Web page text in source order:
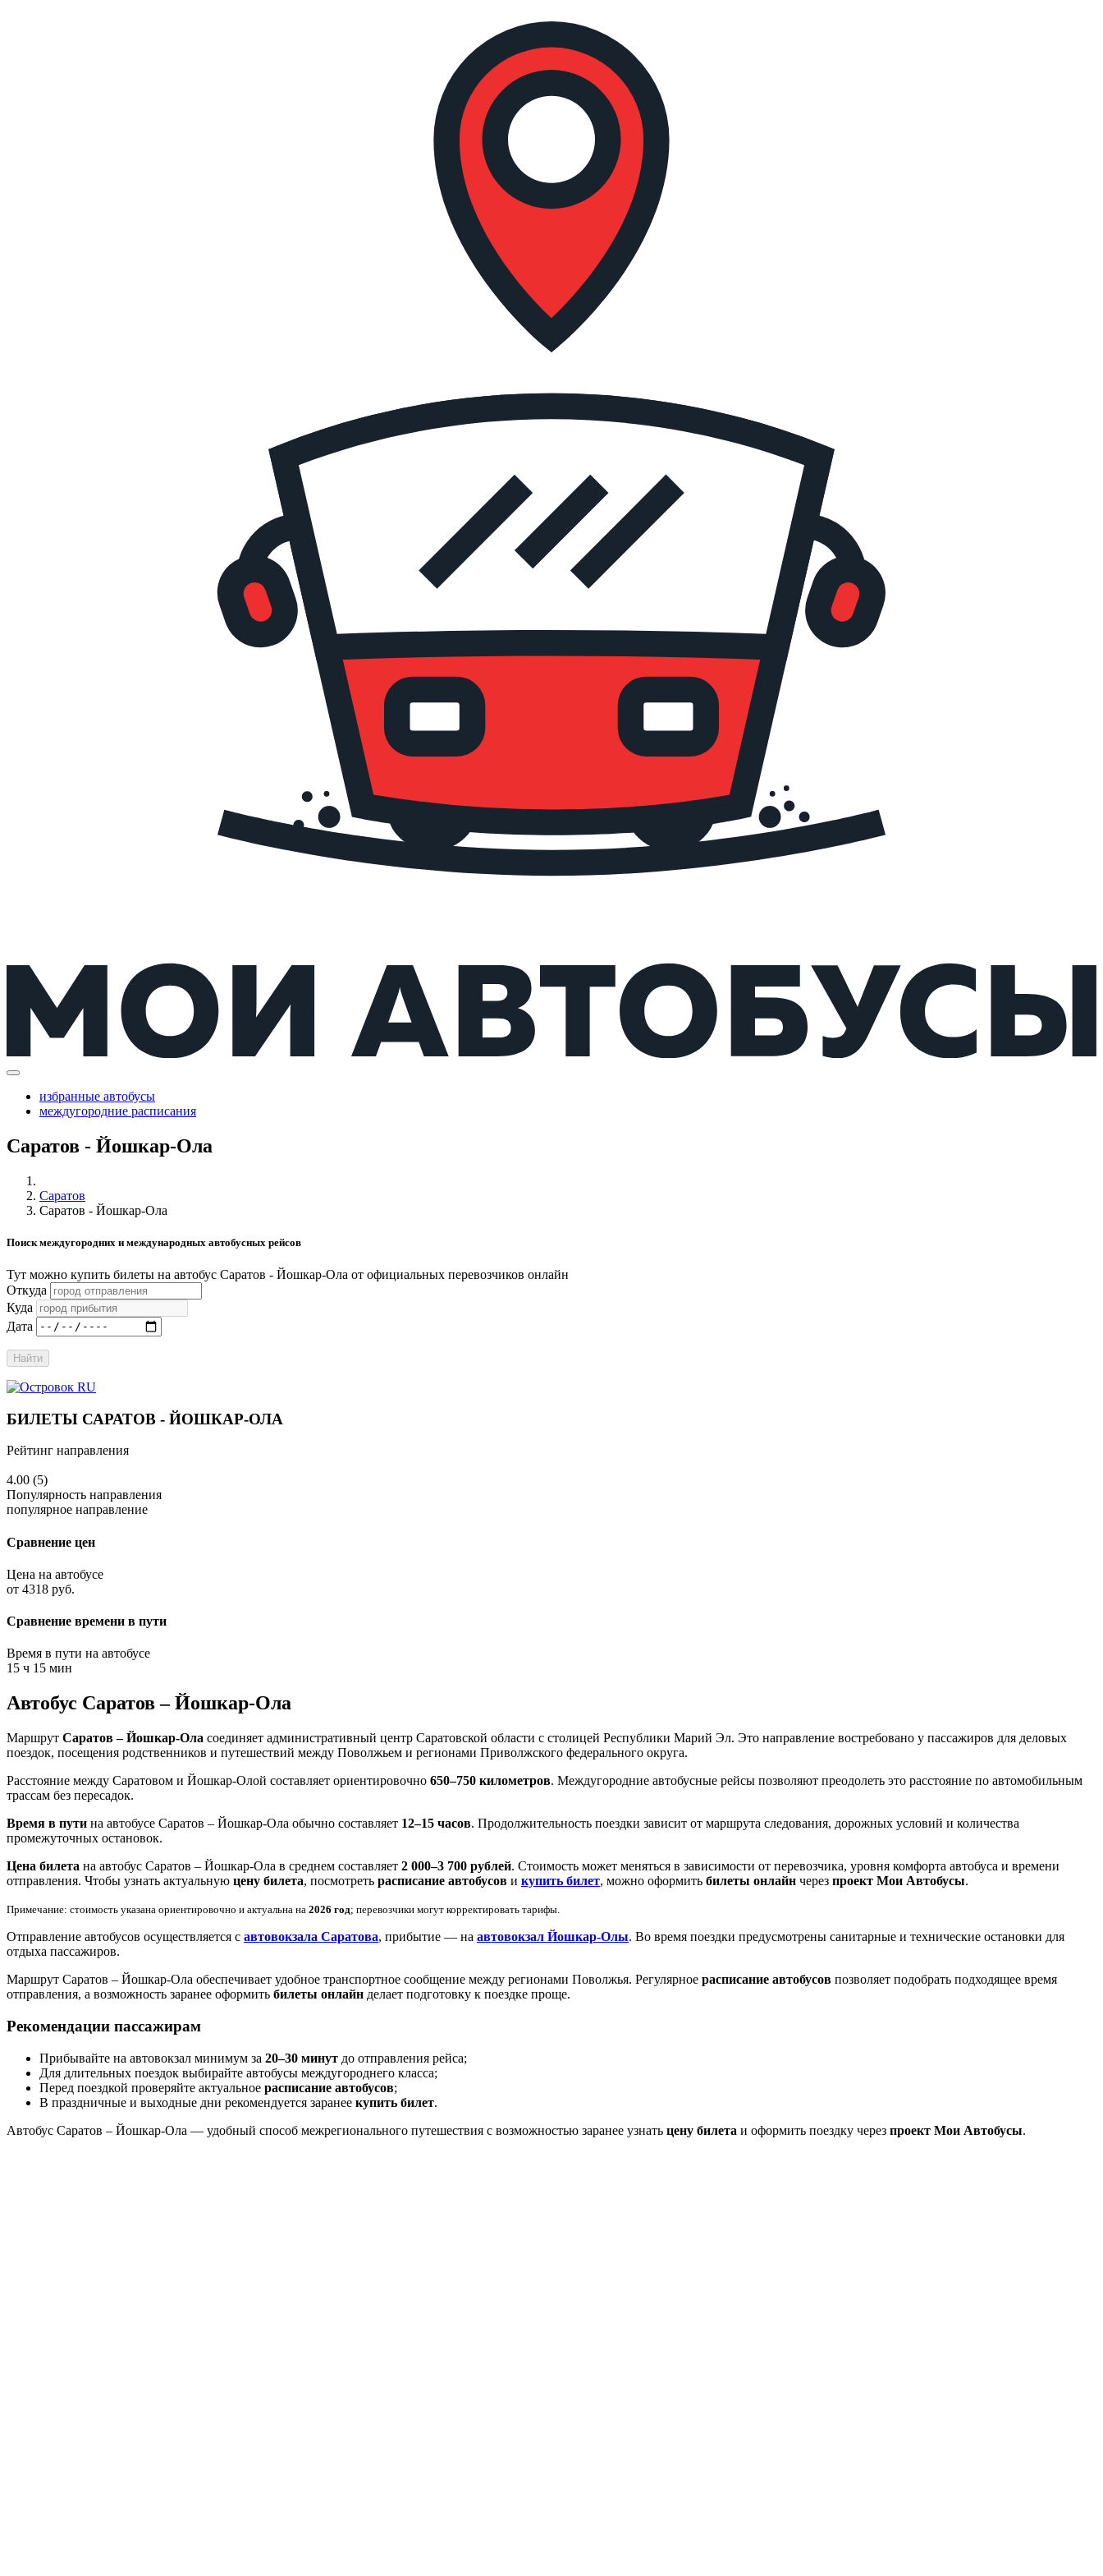
избранные автобусы
междугородние расписания
Саратов - Йошкар-Ола
Саратов
Саратов - Йошкар-Ола
Поиск междугородних и международных автобусных рейсов
Тут можно купить билеты на автобус Саратов - Йошкар-Ола от официальных перевозчиков онлайн
Откуда
Куда
Дата
Найти
БИЛЕТЫ САРАТОВ - ЙОШКАР-ОЛА
Рейтинг направления
4.00 (5)
Популярность направления
популярное направление
Сравнение цен
Цена на автобусе
от 4318 руб.
Сравнение времени в пути
Время в пути на автобусе
15 ч 15 мин
Автобус Саратов – Йошкар-Ола
Маршрут Саратов – Йошкар-Ола соединяет административный центр Саратовской области с столицей Республики Марий Эл. Это направление востребовано у пассажиров для деловых
поездок, посещения родственников и путешествий между Поволжьем и регионами Приволжского федерального округа.
Расстояние между Саратовом и Йошкар-Олой составляет ориентировочно 650–750 километров. Междугородние автобусные рейсы позволяют преодолеть это расстояние по автомобильным
трассам без пересадок.
Время в пути на автобусе Саратов – Йошкар-Ола обычно составляет 12–15 часов. Продолжительность поездки зависит от маршрута следования, дорожных условий и количества
промежуточных остановок.
Цена билета на автобус Саратов – Йошкар-Ола в среднем составляет 2 000–3 700 рублей. Стоимость может меняться в зависимости от перевозчика, уровня комфорта автобуса и времени
отправления. Чтобы узнать актуальную цену билета, посмотреть расписание автобусов и купить билет, можно оформить билеты онлайн через проект Мои Автобусы.
Примечание: стоимость указана ориентировочно и актуальна на 2026 год; перевозчики могут корректировать тарифы.
Отправление автобусов осуществляется с автовокзала Саратова, прибытие — на автовокзал Йошкар-Олы. Во время поездки предусмотрены санитарные и технические остановки для
отдыха пассажиров.
Маршрут Саратов – Йошкар-Ола обеспечивает удобное транспортное сообщение между регионами Поволжья. Регулярное расписание автобусов позволяет подобрать подходящее время
отправления, а возможность заранее оформить билеты онлайн делает подготовку к поездке проще.
Рекомендации пассажирам
Прибывайте на автовокзал минимум за 20–30 минут до отправления рейса;
Для длительных поездок выбирайте автобусы междугороднего класса;
Перед поездкой проверяйте актуальное расписание автобусов;
В праздничные и выходные дни рекомендуется заранее купить билет.
Автобус Саратов – Йошкар-Ола — удобный способ межрегионального путешествия с возможностью заранее узнать цену билета и оформить поездку через проект Мои Автобусы.